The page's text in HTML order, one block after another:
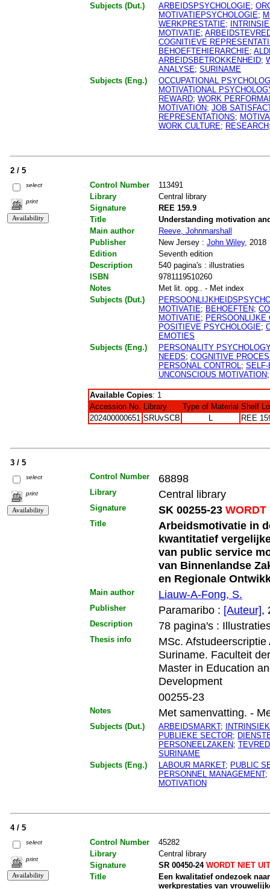
Subjects (Dut.) ARBEIDSPSYCHOLOGIE;
MOTIVATIEPSYCHOLOGIE;
WERKPRESTATIE;
MOTIVATIE;
COGNITIEVE
BEHOEFTEHIERARCHIE;
ARBEIDSBETROKKENHEID;
ANALYSE; SURINAME
Subjects (Eng.)
OCCUPATIONAL
MOTIVATIONAL
REWARD; WORK
MOTIVATION; JOB
REPRESENTATIONS;
WORK CULTURE; RESEARCH
2 / 5
select
print
Control Number
113491
Library
Central library
Signature
REE 159.9
Title
Understanding motivation
Main author
Reeve, Johnmarshall
Publisher
New Jersey : John Wiley, 2018
Edition
Seventh edition
Description
540 pagina's : illustraties
ISBN
9781119510260
Notes
Met lit. opg.. - Met index
Subjects (Dut.)
MOTIVATIE; BEHOEFTEN;
MOTIVATIE; PERSOONLIJKE
POSITIEVE PSYCHOLOGIE;
EMOTIES
Subjects (Eng.)
PERSONALITY PSYCHOLOGY
NEEDS; COGNITIVE
PERSONAL CONTROL ; SELF-
UNCONSCIOUS MOTIVATION
Available Copies: 1
Accession No. Library Type of Material Shelf
202400000651 SRUvSCB L REE
3 / 5
select
print
Control Number 68898
Library Central library
Signature SK 00255-23WORDT
Title
Arbeidsmotivatie in
kwantitatief
van public service
van Binnenlandse
en Regionale
Main author Liauw-A-Fong, S.
Publisher Paramaribo : [Auteur],
Description 78 pagina's :
Thesis info
MSc.
Suriname. Faculteit
Master in Education
Development
00255-23
Notes Met samenvatting. -
Subjects (Dut.) ARBEIDSMARKT;
PUBLIEKE SECTOR;
PERSONEELZAKEN;
SURINAME
Subjects (Eng.)
LABOUR MARKET; PUBLIC
PERSONNEL MANAGEMENT;
MOTIVATION
4 / 5
select
print
Control Number
45282
Library
Central library
Signature
SR 00450-24WORDT NIET
Title
Een kwalitatief ondezoek
werkprestaties van